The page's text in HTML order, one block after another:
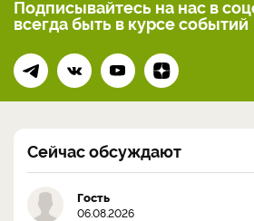
Подписывайтесь на нас в
всегдабыть в курсе событий
Сейчас обсуждают
Гость
06.08.2026